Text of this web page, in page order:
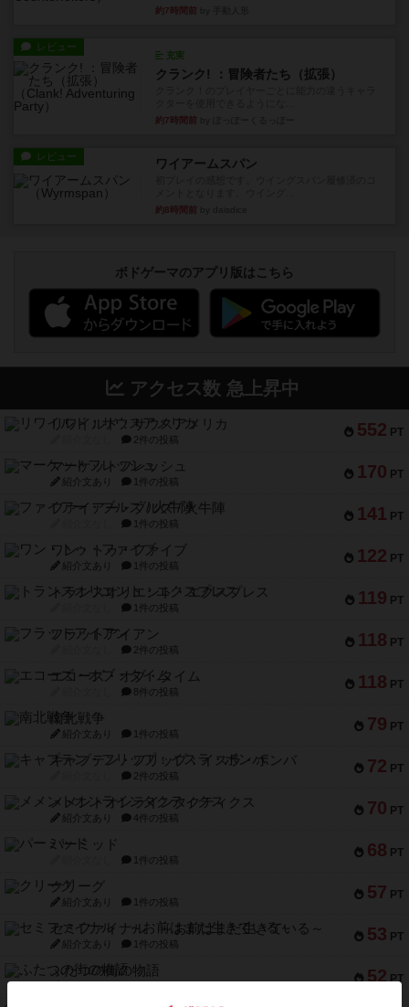
約7時間前
レビュー
充実
クランク! ：冒険者たち（拡張）
約7時間前
レビュー ワイアームスパン
約8時間前
ボドゲーマのアプリ版はこちら
アクセス数 急上昇中
552 PT
リワイルド：サウスアメリカ
2件の投稿
170 PT
マーケットフレッシュ
紹介文あり 1件の投稿
141 PT
ファイアー・ブルズ / 火牛陣
1件の投稿
122 PT
ワン・トゥ・ファイブ
紹介文あり 1件の投稿
119 PT
トランスオリエント・エクスプレス
1件の投稿
118 PT
フラットアイアン
2件の投稿
118 PT
エコーズ・オブ・タイム
8件の投稿
79 PT
南北戦争
紹介文あり 1件の投稿
72 PT
キャプテン・フリップ：イスラ・ボンバ
2件の投稿
70 PT
メメントオンラインタクティクス
紹介文あり 4件の投稿
68 PT
パーミッド
1件の投稿
57 PT
クリーグ
紹介文あり 1件の投稿
53 PT
セミファイナル ～お前はまだ生きている～
紹介文あり 1件の投稿
52 PT
ふたつの街の物語